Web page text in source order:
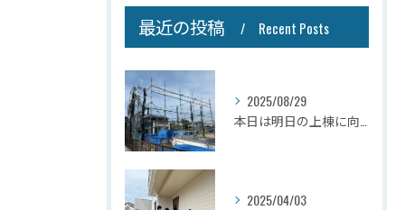
最近の投稿 Recent Posts
2025/08/29
2025/04/03